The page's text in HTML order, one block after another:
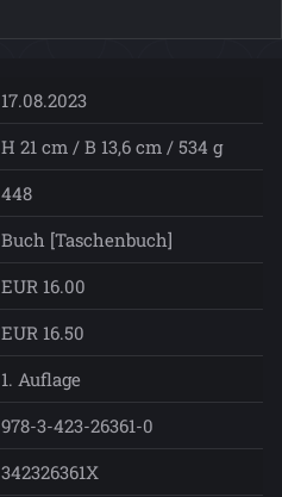
17.08.2023
H 21 cm / B 13,6 cm / 534 g
448
Buch [Taschenbuch]
EUR 16.00
EUR 16.50
1. Auflage
978-3-423-26361-0
342326361X